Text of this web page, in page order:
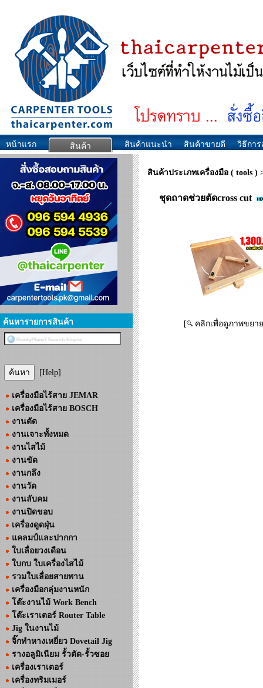
หน้าแรก สินค้า สินค้าแนะนำ สินค้าขายดี วิธีกา
ค้นหารายการสินค้า
[Help]
เครื่องมือไร้สาย JEMAR
เครื่องมือไร้สาย BOSCH
งานตัด
งานเจาะทั้งหมด
งานไสไม้
งานขัด
งานกลึง
งานวัด
งานลับคม
งานปิดขอบ
เครื่องดูดฝุ่น
แคลมป์และปากกา
ใบเลื่อยวงเดือน
ใบกบ ใบเครื่องไสไม้
รวมใบเลื่อยสายพาน
เครื่องมือกลุ่มงานหนัก
โต๊ะงานไม้ Work Bench
โต๊ะเราเตอร์ Router Table
Jig ในงานไม้
จิ๊กทำหางเหยี่ยว Dovetail Jig
รางอลูมิเนียม รั้วตัด-รั้วซอย
เครื่องเราเตอร์
เครื่องทริมเมอร์
สินค้าประเภทเครื่องมือ ( tools )
ชุดถาดช่วยตัดcross cut
[ คลิกเพื่อดูภาพขยา